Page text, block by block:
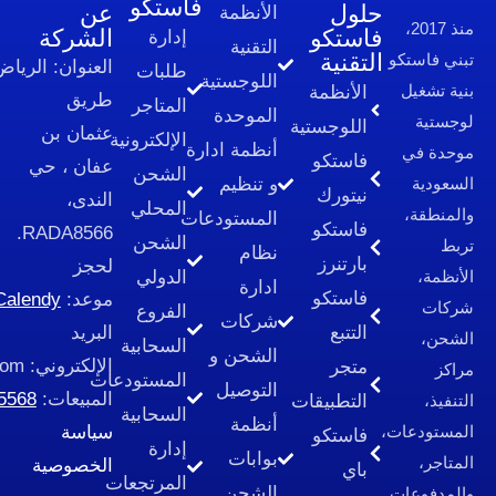
الأنظمة
اللوجستية
فاستكو
نيتورك
فاستكو
بارتنرز
فاستكو
التتبع
متجر
التطبيقات
فاستكو
باي
الأنظمة
التقنية
اللوجستية
الموحدة
أنظمة ادارة
و تنظيم
المستودعات
نظام
ادارة
شركات
التوصيل
أنظمة
بوابات
فاستكو
إدارة
طلبات
المتاجر
الإلكترونية​
الشحن
المحلي
الشحن
الدولي
الفروع
السحابية
المستودعات
السحابية
إدارة
المرتجعات
عن
الشركة
العنوان:الرياض،
طريق
عثمان بن
عفان ، حي
الندى،
RADA8566.
لحجز
موعد:
Calendy
البريد
الإلكتروني:
المبيعات:
966535585568+
الخصوصية